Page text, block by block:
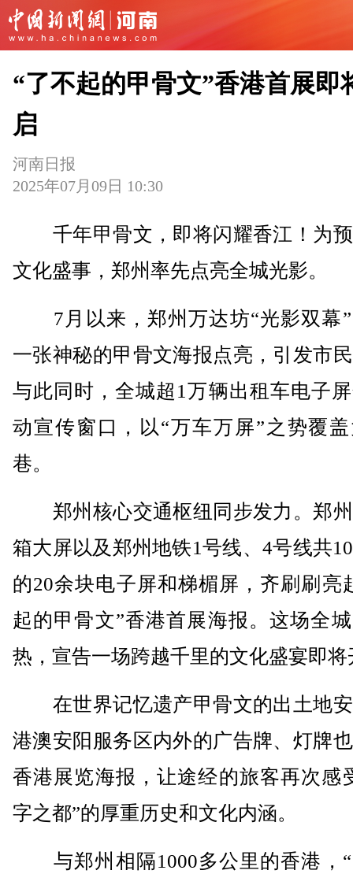
“了不起的甲骨文”香港首展即
启
河南日报
2025年07月09日 10:30
千年甲骨文，即将闪耀香江！为
文化盛事，郑州率先点亮全城光影。
7月以来，郑州万达坊“光影双幕”
一张神秘的甲骨文海报点亮，引发市
与此同时，全城超1万辆出租车电子
动宣传窗口，以“万车万屏”之势覆
巷。
郑州核心交通枢纽同步发力。郑
箱大屏以及郑州地铁1号线、4号线共
的20余块电子屏和梯楣屏，齐刷刷亮
起的甲骨文”香港首展海报。这场全
热，宣告一场跨越千里的文化盛宴即将
在世界记忆遗产甲骨文的出土地
港澳安阳服务区内外的广告牌、灯牌
香港展览海报，让途经的旅客再次感
字之都”的厚重历史和文化内涵。
与郑州相隔1000多公里的香港，“